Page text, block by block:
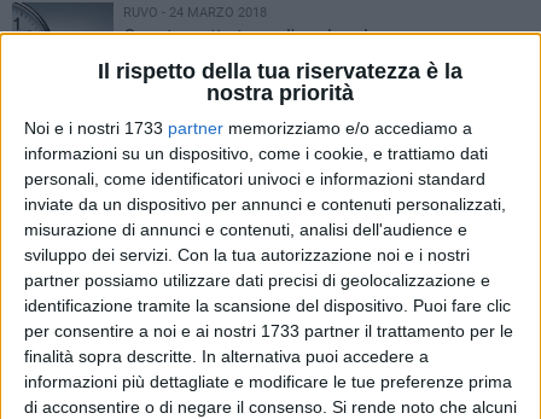
Il rispetto della tua riservatezza è la
nostra priorità
Noi e i nostri 1733 partner memorizziamo e/o accediamo a
informazioni su un dispositivo, come i cookie, e trattiamo dati
personali, come identificatori univoci e informazioni standard
inviate da un dispositivo per annunci e contenuti personalizzati,
misurazione di annunci e contenuti, analisi dell'audience e
sviluppo dei servizi. Con la tua autorizzazione noi e i nostri
partner possiamo utilizzare dati precisi di geolocalizzazione e
identificazione tramite la scansione del dispositivo. Puoi fare clic
per consentire a noi e ai nostri 1733 partner il trattamento per le
finalità sopra descritte. In alternativa puoi accedere a
informazioni più dettagliate e modificare le tue preferenze prima
di acconsentire o di negare il consenso. Si rende noto che alcuni
RUVO - 24 MARZO 2018
Questa notte torna l'ora legale
RUVO - 24 MARZO 2018
Nel Puglia Outlet Village “È Primavera, ma
sembra Natale”
RUVO - 24 MARZO 2018
Mons. Cornacchia guiderà la via Crucis
cittadina
RUVO - 24 MARZO 2018
Scossa di terremoto in Puglia